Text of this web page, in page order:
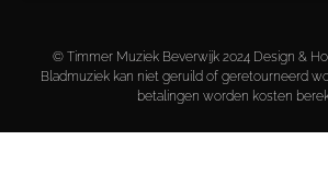
© Timmer Muziek Beverwijk 2024 Design &
Bladmuziek kan niet geruild of geretourneerd
betalingen worden kosten